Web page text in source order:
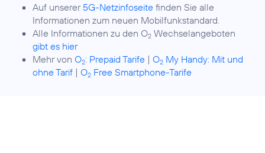
Auf unserer 5G-Netzinfoseite finden Sie alle
Informationen zum neuen Mobilfunkstandard.
Alle Informationen zu den O2 Wechselangeboten
gibt es hier
Mehr von O2: Prepaid Tarife | O2 My Handy: Mit und
ohne Tarif | O2 Free Smartphone-Tarife